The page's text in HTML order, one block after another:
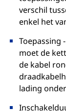
verschil
enkel het
Toepassing
moet de
de kabel
lading